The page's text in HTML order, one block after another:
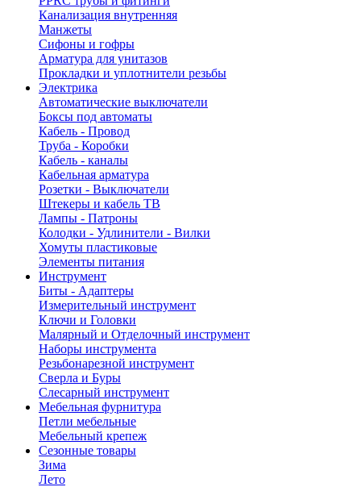
Канализация внутренняя
Манжеты
Сифоны и гофры
Арматура для унитазов
Прокладки и уплотнители резьбы
Электрика
Автоматические выключатели
Боксы под автоматы
Кабель - Провод
Труба - Коробки
Кабель - каналы
Кабельная арматура
Розетки - Выключатели
Штекеры и кабель ТВ
Лампы - Патроны
Колодки - Удлинители - Вилки
Хомуты пластиковые
Элементы питания
Инструмент
Биты - Адаптеры
Измерительный инструмент
Ключи и Головки
Малярный и Отделочный инструмент
Наборы инструмента
Резьбонарезной инструмент
Сверла и Буры
Слесарный инструмент
Мебельная фурнитура
Петли мебельные
Мебельный крепеж
Сезонные товары
Зима
Лето